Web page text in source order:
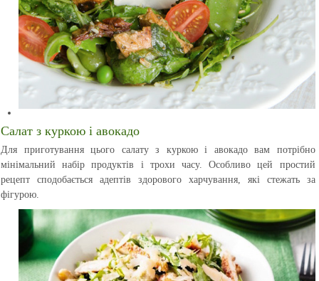
Салат з куркою і авокадо
Для приготування цього салату з куркою і авокадо вам потрібно
мінімальний набір продуктів і трохи часу. Особливо цей простий
рецепт сподобається адептів здорового харчування, які стежать за
фігурою.